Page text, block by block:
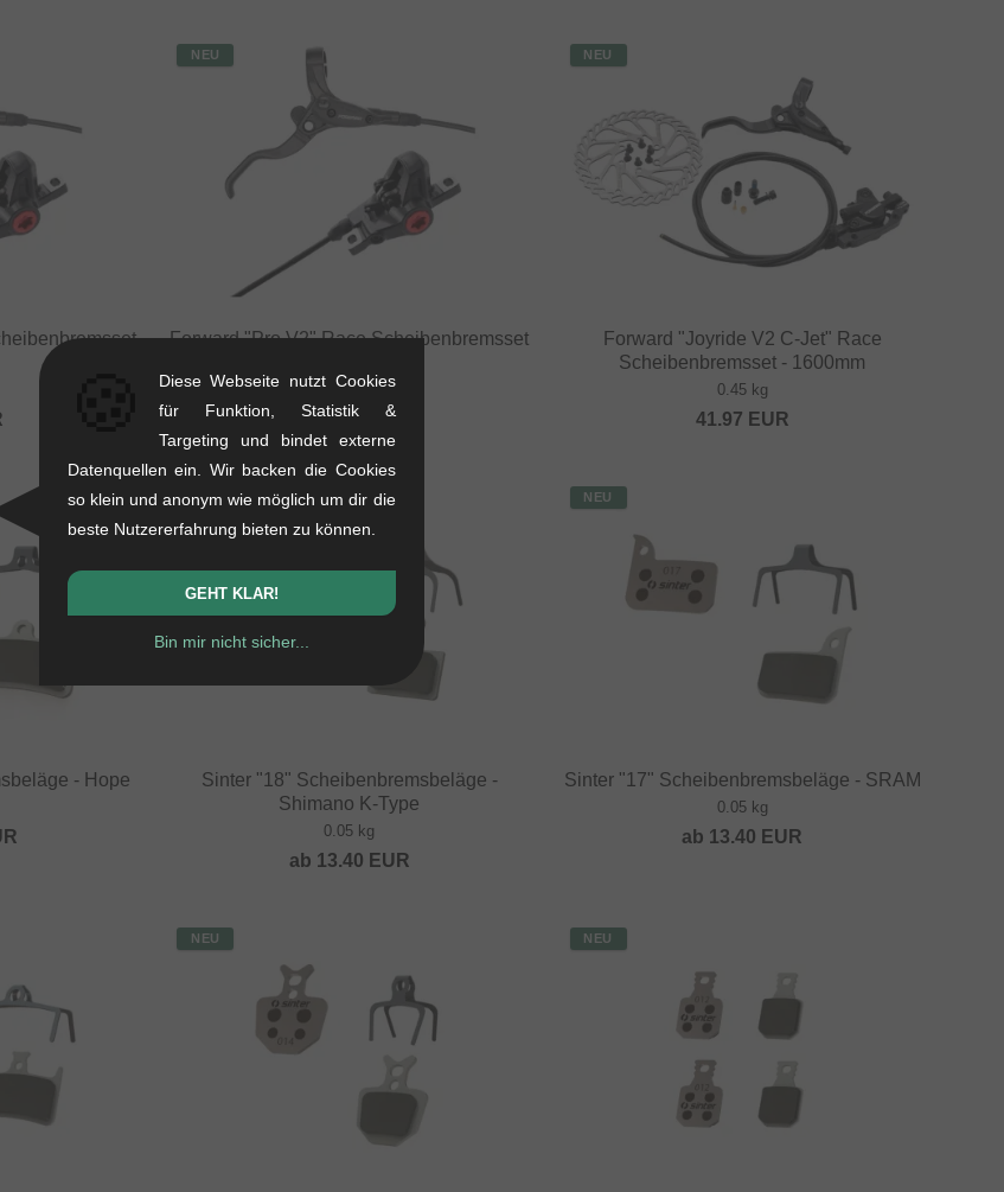
NEU
Forward "Pro V2" Race Scheibenbremsset
0.45 kg
58.78EUR
NEU
Forward "Joyride V2 C-Jet" Race
Scheibenbremsset - 1600mm
0.45 kg
41.97 EUR
- Hope
NEU
Sinter "18" Scheibenbremsbeläge -
Shimano K-Type
0.05 kg
ab 13.40 EUR
NEU
Sinter "17" Scheibenbremsbeläge - SRAM
0.05 kg
ab 13.40 EUR
NEU NEU
Diese Webseite nutzt Cookies
für Funktion, Statistik &
Targeting und bindet externe
Datenquellen ein. Wir backen die Cookies
so klein und anonym wie möglich um dir die
beste Nutzererfahrung bieten zu können.
GEHT KLAR!
Bin mir nicht sicher...